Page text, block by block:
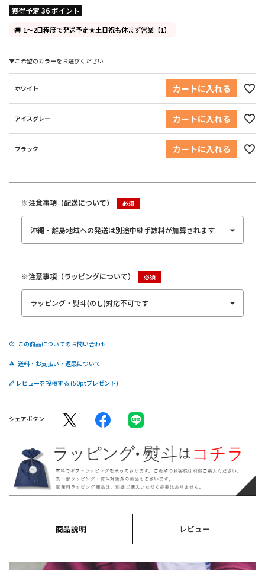
獲得予定 36 ポイント
1～2日程度で発送予定★土日祝も休まず営業【1】
カラー
ホワイト カートに入れる
アイスグレー カートに入れる
ブラック カートに入れる
※注意事項（配送について）
※注意事項（ラッピングについて）
この商品についてのお問い合わせ
送料・お支払い・返品について
レビューを投稿する
シェアボタン
商品説明 レビュー